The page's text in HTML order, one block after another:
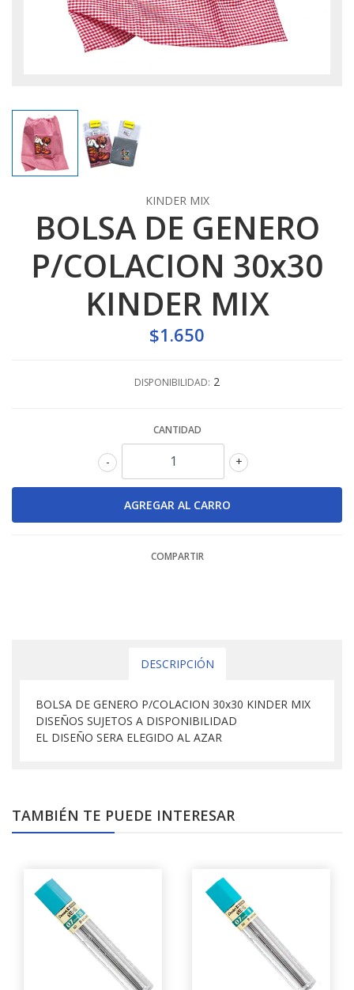
KINDER MIX
BOLSA DE GENERO
P/COLACION 30x30
KINDER MIX
$1.650
DISPONIBILIDAD: 2
CANTIDAD
+
-
COMPARTIR
DESCRIPCIÓN
BOLSA DE GENERO P/COLACION 30x30 KINDER MIX
DISEÑOS SUJETOS A DISPONIBILIDAD
EL DISEÑO SERA ELEGIDO AL AZAR
TAMBIÉN TE PUEDE INTERESAR